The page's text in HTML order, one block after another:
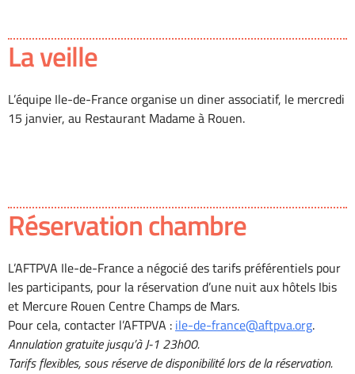
La veille
L’équipe Ile-de-France organise un diner associatif, le mercredi
15 janvier, au Restaurant Madame à Rouen.
Réservation chambre
L’AFTPVA Ile-de-France a négocié des tarifs préférentiels pour
les participants, pour la réservation d’une nuit aux hôtels Ibis
et Mercure Rouen Centre Champs de Mars.
Pour cela, contacter l’AFTPVA : ile-de-france@aftpva.org.
Annulation gratuite jusqu’à J-1 23h00.
Tarifs flexibles, sous réserve de disponibilité lors de la réservation.